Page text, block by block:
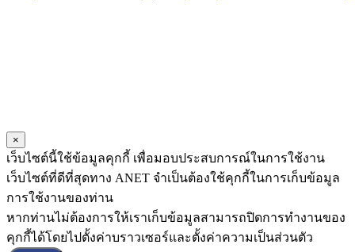
×
เว็บไซต์นี้ใช้ข้อมูลคุกกี้ เพื่อมอบประสบการณ์ในการใช้งาน
เว็บไซต์ที่ดีที่สุดทาง ANET จำเป็นต้องใช้คุกกี้ในการเก็บข้อมูล
การใช้งานของท่าน
หากท่านไม่ต้องการให้เราเก็บข้อมูลสามารถปิดการทำงานของ
คุกกี้ได้โดยไปตั้งค่าบราวเซอร์และตั้งค่าความเป็นส่วนตัว